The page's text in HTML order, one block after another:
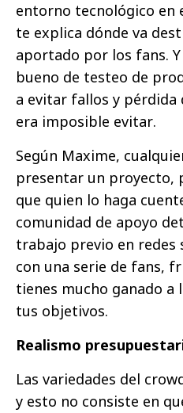
entorno tecnológico en
te explica dónde va
aportado por los fans.
bueno de testeo de
a evitar fallos y pérdida
era imposible evitar.
Según Maxime,
presentar un proyecto,
que quien lo haga
comunidad de apoyo
trabajo previo en redes
con una serie de fans,
tienes mucho ganado a
tus objetivos.
Realismo
Las variedades del
y esto no consiste en